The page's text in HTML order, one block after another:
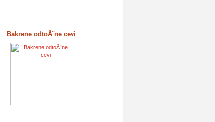
Bakrene odtoĂ¨ne cevi